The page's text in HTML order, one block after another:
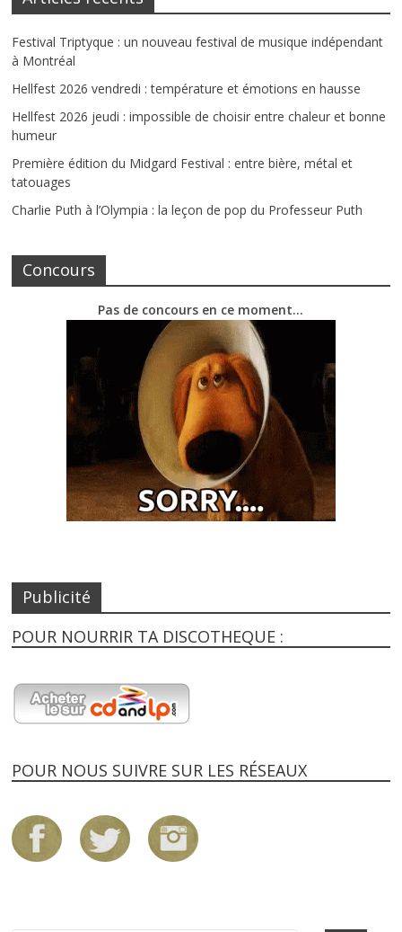
Festival Triptyque : un nouveau festival de musique indépendant
à Montréal
Hellfest 2026 vendredi : température et émotions en hausse
Hellfest 2026 jeudi : impossible de choisir entre chaleur et bonne
humeur
Première édition du Midgard Festival : entre bière, métal et
tatouages
Charlie Puth à l’Olympia : la leçon de pop du Professeur Puth
Concours
Pas de concours en ce moment…
Publicité
POUR NOURRIR TA DISCOTHEQUE :
POUR NOUS SUIVRE SUR LES RÉSEAUX